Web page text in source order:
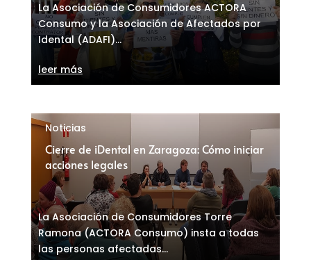
La Asociación de Consumidores ACTORA
Consumo y la Asociación de Afectados por
Idental (ADAFI)...
leer más
Cierre de iDental en Zaragoza: Cómo iniciar
acciones legales
Noticias
La Asociación de Consumidores Torre
Ramona (ACTORA Consumo) insta a todas
las personas afectadas...